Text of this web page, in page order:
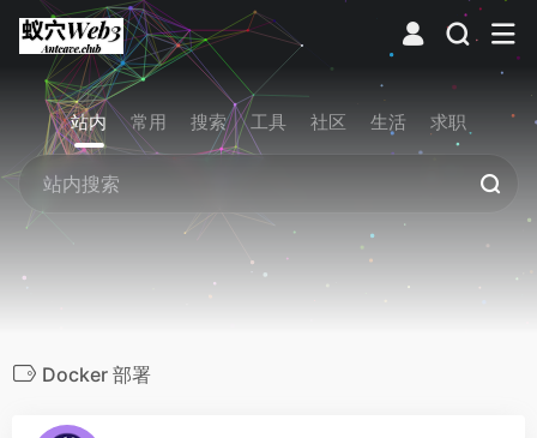
站内 常用 搜索 工具 社区 生活 求职
Docker 部署